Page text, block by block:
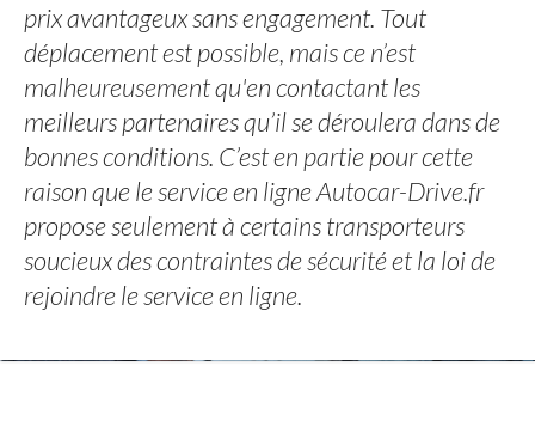
prix avantageux sans engagement. Tout
déplacement est possible, mais ce n’est
malheureusement qu'en contactant les
meilleurs partenaires qu’il se déroulera dans de
bonnes conditions. C’est en partie pour cette
raison que le service en ligne Autocar-Drive.fr
propose seulement à certains transporteurs
soucieux des contraintes de sécurité et la loi de
rejoindre le service en ligne.